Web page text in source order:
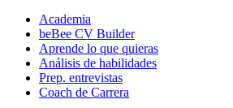
Academia
beBee CV Builder
Aprende lo que quieras
Análisis de habilidades
Prep. entrevistas
Coach de Carrera